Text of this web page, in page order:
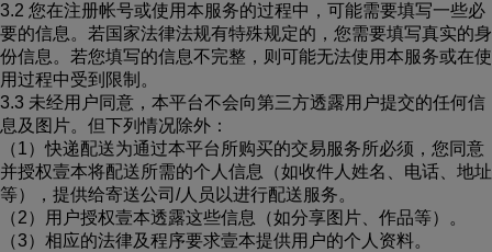
3.2 您在注册帐号或使用本服务的过程中，可能需要填写一些必
要的信息。若国家法律法规有特殊规定的，您需要填写真实的身
份信息。若您填写的信息不完整，则可能无法使用本服务或在使
用过程中受到限制。
3.3 未经用户同意，本平台不会向第三方透露用户提交的任何信
息及图片。但下列情况除外：
（1）快递配送为通过本平台所购买的交易服务所必须，您同意
并授权壹本将配送所需的个人信息（如收件人姓名、电话、地址
等），提供给寄送公司/人员以进行配送服务。
（2）用户授权壹本透露这些信息（如分享图片、作品等）。
（3）相应的法律及程序要求壹本提供用户的个人资料。